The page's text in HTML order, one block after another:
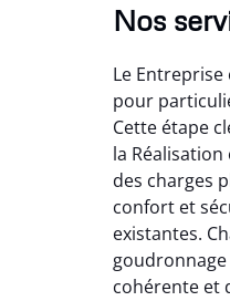
Nos
Le Entreprise
pour
Cette étape
la
des charges
confort et
existantes.
cohérente et